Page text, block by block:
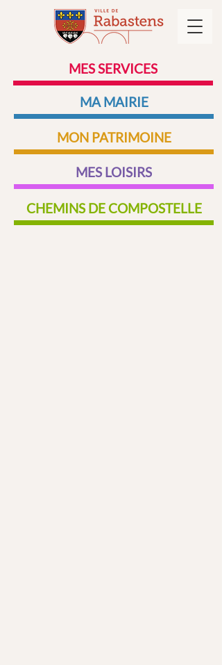
MES SERVICES
MA MAIRIE
MON PATRIMOINE
MES LOISIRS
CHEMINS DE COMPOSTELLE